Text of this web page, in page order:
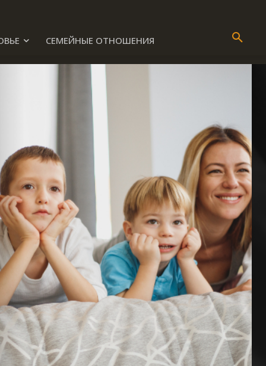
СЕМЕЙНЫЕ ОТНОШЕНИЯ